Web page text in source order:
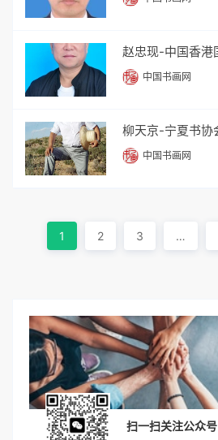
中国书画网
中国书画网
1 2 3 …
扫一扫关注公众号